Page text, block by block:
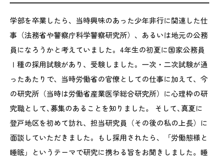
学部を卒業したら、当時興味のあった少年非行に関連した仕
事（法務省や警察庁科学警察研究所）、あるいは地元の公務
員になろうかと考えていました。4年生の初夏に国家公務員
Ⅰ種の採用試験があり、受験しました。一次・二次試験が通
ったあたりで、当時労働省の官僚としての仕事に加えて、今
の研究所（当時は労働省産業医学総合研究所）に心理枠の研
究職として､募集のあることを知りました。 そして､真夏に
登戸地区を初めて訪れ、担当研究員（その後の私の上長）に
面談していただきました。もし採用されたら、「労働態様と
睡眠」というテーマで研究に携わる旨をお聞きしました。睡